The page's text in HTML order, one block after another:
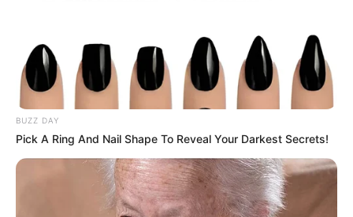
BUZZ DAY
Pick A Ring And Nail Shape To Reveal Your Darkest Secrets!